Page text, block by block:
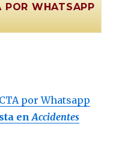
POR WHATSAPP
por Whatsapp
enAccidentes